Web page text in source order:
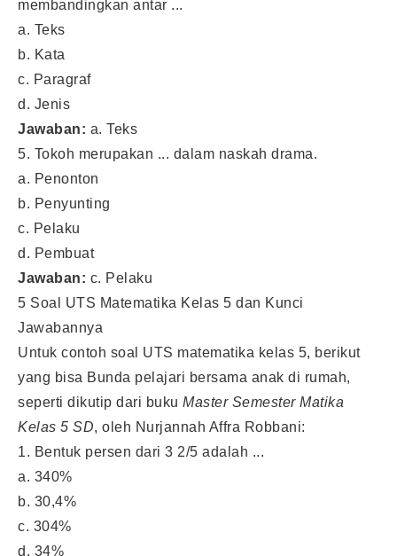
membandingkan antar ...
a. Teks
b. Kata
c. Paragraf
d. Jenis
Jawaban: a. Teks
5. Tokoh merupakan ... dalam naskah drama.
a. Penonton
b. Penyunting
c. Pelaku
d. Pembuat
Jawaban: c. Pelaku
5 Soal UTS Matematika Kelas 5 dan Kunci
Jawabannya
Untuk contoh soal UTS matematika kelas 5, berikut
yang bisa Bunda pelajari bersama anak di rumah,
seperti dikutip dari buku Master Semester Matika
Kelas 5 SD, oleh Nurjannah Affra Robbani:
1. Bentuk persen dari 3 2/5 adalah ...
a. 340%
b. 30,4%
c. 304%
d. 34%